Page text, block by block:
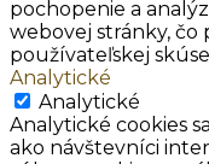
pochopenie a
webovej stránky, čo
používateľskej
Analytické
Analytické
Analytické cookies
ako návštevníci